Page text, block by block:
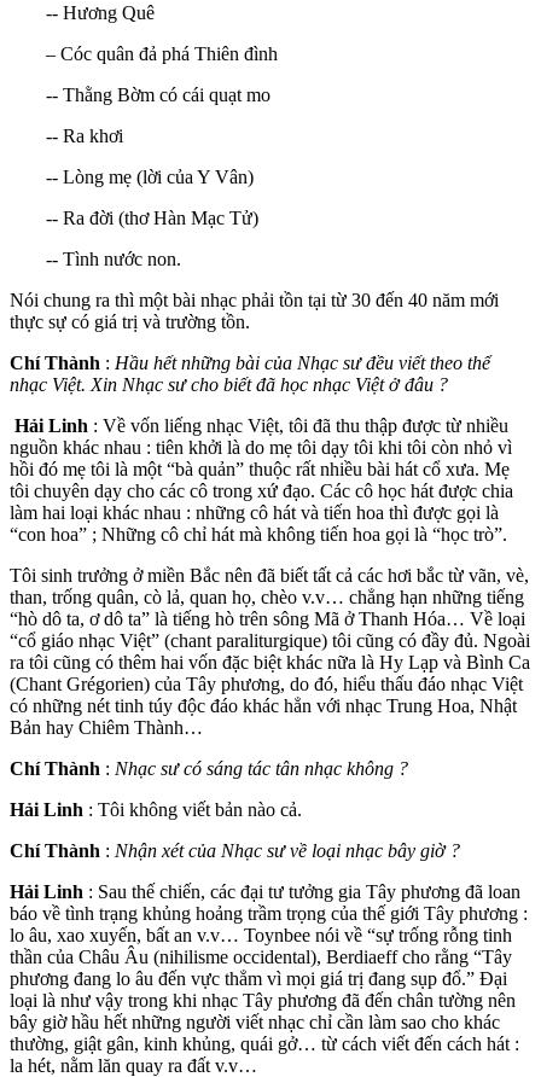
-- Hương Quê
– Cóc quân đả phá Thiên đình
-- Thằng Bờm có cái quạt mo
-- Ra khơi
-- Lòng mẹ (lời của Y Vân)
-- Ra đời (thơ Hàn Mạc Tử)
-- Tình nước non.
Nói chung ra thì một bài nhạc phải tồn tại từ 30 đến 40 năm mới
thực sự có giá trị và trường tồn.
Chí Thành : Hầu hết những bài của Nhạc sư đều viết theo thể
nhạc Việt. Xin Nhạc sư cho biết đã học nhạc Việt ở đâu ?
Hải Linh : Về vốn liếng nhạc Việt, tôi đã thu thập được từ nhiều
nguồn khác nhau : tiên khởi là do mẹ tôi dạy tôi khi tôi còn nhỏ vì
hồi đó mẹ tôi là một “bà quản” thuộc rất nhiều bài hát cổ xưa. Mẹ
tôi chuyên dạy cho các cô trong xứ đạo. Các cô học hát được chia
làm hai loại khác nhau : những cô hát và tiến hoa thì được gọi là
“con hoa” ; Những cô chỉ hát mà không tiến hoa gọi là “học trò”.
Tôi sinh trưởng ở miền Bắc nên đã biết tất cả các hơi bắc từ vãn, vè,
than, trống quân, cò lả, quan họ, chèo v.v… chẳng hạn những tiếng
“hò dô ta, ơ dô ta” là tiếng hò trên sông Mã ở Thanh Hóa… Về loại
“cổ giáo nhạc Việt” (chant paraliturgique) tôi cũng có đầy đủ. Ngoài
ra tôi cũng có thêm hai vốn đặc biệt khác nữa là Hy Lạp và Bình Ca
(Chant Grégorien) của Tây phương, do đó, hiểu thấu đáo nhạc Việt
có những nét tinh túy độc đáo khác hẳn với nhạc Trung Hoa, Nhật
Bản hay Chiêm Thành…
Chí Thành : Nhạc sư có sáng tác tân nhạc không ?
Hải Linh : Tôi không viết bản nào cả.
Chí Thành : Nhận xét của Nhạc sư về loại nhạc bây giờ ?
Hải Linh : Sau thế chiến, các đại tư tưởng gia Tây phương đã loan
báo về tình trạng khủng hoảng trầm trọng của thế giới Tây phương :
lo âu, xao xuyến, bất an v.v… Toynbee nói về “sự trống rỗng tinh
thần của Châu Âu (nihilisme occidental), Berdiaeff cho rằng “Tây
phương đang lo âu đến vực thẳm vì mọi giá trị đang sụp đổ.” Đại
loại là như vậy trong khi nhạc Tây phương đã đến chân tường nên
bây giờ hầu hết những người viết nhạc chỉ cần làm sao cho khác
thường, giật gân, kinh khủng, quái gở… từ cách viết đến cách hát :
la hét, nằm lăn quay ra đất v.v…